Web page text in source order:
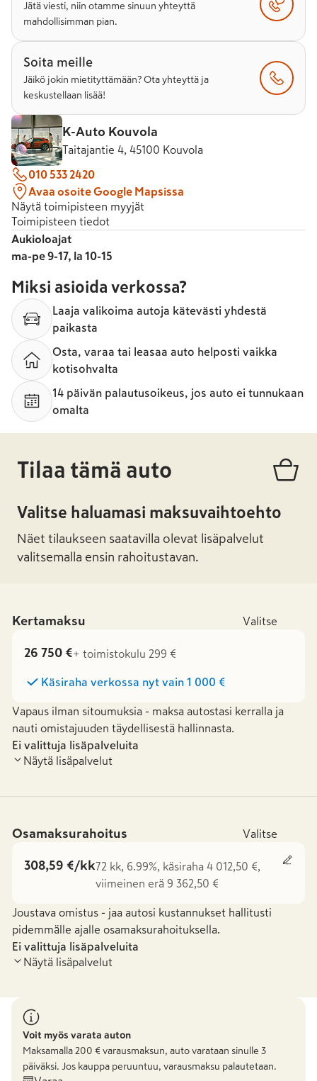
Jätä viesti, niin otamme sinuun yhteyttä
mahdollisimman pian.
Soita meille
Jäikö jokin mietityttämään? Ota yhteyttä ja
keskustellaan lisää!
K-Auto Kouvola
Taitajantie 4, 45100 Kouvola
010 533 2420
Avaa osoite Google Mapsissa
Näytä toimipisteen myyjät
Toimipisteen tiedot
Aukioloajat
ma-pe 9-17, la 10-15
Miksi asioida verkossa?
Laaja valikoima autoja kätevästi yhdestä
paikasta
Osta, varaa tai leasaa auto helposti vaikka
kotisohvalta
14 päivän palautusoikeus, jos auto ei tunnukaan
omalta
Tilaa tämä auto
Valitse haluamasi maksuvaihtoehto
Näet tilaukseen saatavilla olevat lisäpalvelut
valitsemalla ensin rahoitustavan.
Kertamaksu Valitse
26 750 €+ toimistokulu 299 €
Käsiraha verkossa nyt vain 1 000 €
Vapaus ilman sitoumuksia - maksa autostasi kerralla ja
nauti omistajuuden täydellisestä hallinnasta.
Ei valittuja lisäpalveluita
Näytä lisäpalvelut
Osamaksurahoitus Valitse
308,59 €/kk72 kk, 6.99%, käsiraha 4 012,50 €,
viimeinen erä 9 362,50 €
Joustava omistus - jaa autosi kustannukset hallitusti
pidemmälle ajalle osamaksurahoituksella.
Ei valittuja lisäpalveluita
Näytä lisäpalvelut
Voit myös varata auton
Maksamalla 200 € varausmaksun, auto varataan sinulle 3
päiväksi. Jos kauppa peruuntuu, varausmaksu palautetaan.